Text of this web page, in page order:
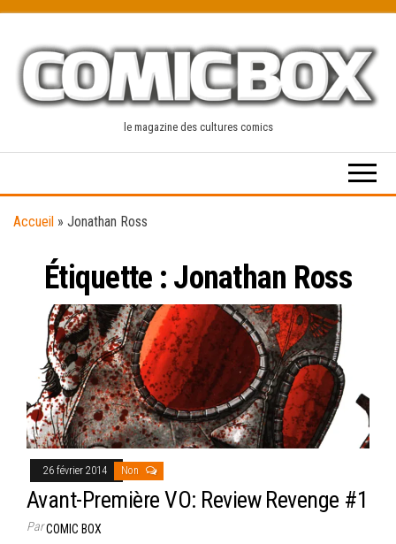
content
le magazine des cultures comics
Accueil » Jonathan Ross
Étiquette : Jonathan Ross
26 février 2014 Non
Avant-Première VO: Review Revenge #1
ParCOMIC BOX